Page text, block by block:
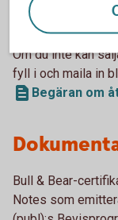
Bull & Bear-
Om du inte kan
fyll i och maila in
Begäran om
Bull & Bear-
Notes som